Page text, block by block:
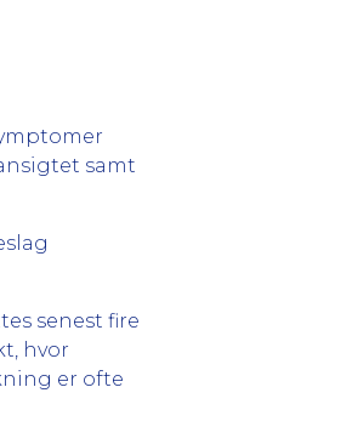
samt
senest fire
hvor
er ofte